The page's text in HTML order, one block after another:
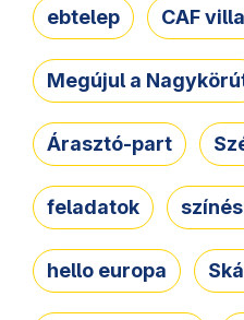
ebtelep CAF
Megújul a
Árasztó-part
feladatok
hello europa